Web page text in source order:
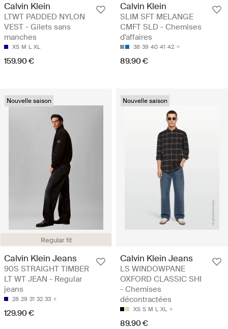
Calvin Klein
LTWT PADDED NYLON
VEST - Gilets sans
manches
XS M L XL
159.90 €
Calvin Klein
SLIM SFT MELANGE
CMFT SLD - Chemises
d'affaires
38 39 40 41 42
89.90 €
Regular fit
Nouvelle saison
Calvin Klein Jeans
90S STRAIGHT TIMBER
LT WT JEAN - Regular
jeans
28 29 31 32 33
129.90 €
Nouvelle saison
Calvin Klein Jeans
LS WINDOWPANE
OXFORD CLASSIC SHI
- Chemises
décontractées
XS S M L XL
89.90 €